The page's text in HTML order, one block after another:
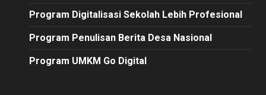
Program Digitalisasi Sekolah Lebih Profesional
Program Penulisan Berita Desa Nasional
Program UMKM Go Digital